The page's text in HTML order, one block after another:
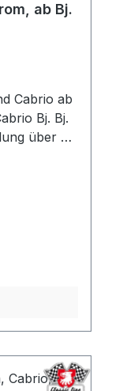
ab Bj.
Cabrio ab
über die